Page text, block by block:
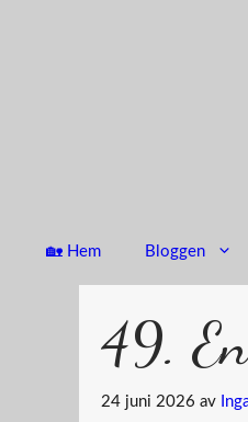
🏡 Hem Bloggen
49.
24 juni 2026 av